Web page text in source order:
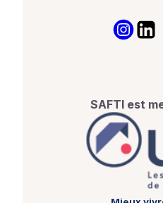
SAFTI est